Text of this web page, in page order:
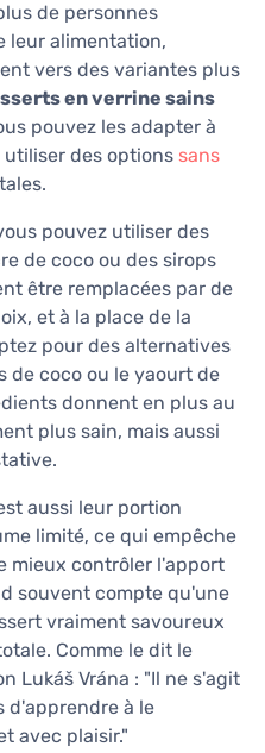
de personnes
leur alimentation,
vers des variantes plus
en verrine sains
pouvez les adapter à
utiliser des options sans
pouvez utiliser des
de coco ou des sirops
être remplacées par de
et à la place de la
pour des alternatives
de coco ou le yaourt de
donnent en plus au
plus sain, mais aussi
aussi leur portion
limité, ce qui empêche
mieux contrôler l'apport
souvent compte qu'une
vraiment savoureux
Comme le dit le
Lukáš Vrána : "Il ne s'agit
d'apprendre à le
avec plaisir."